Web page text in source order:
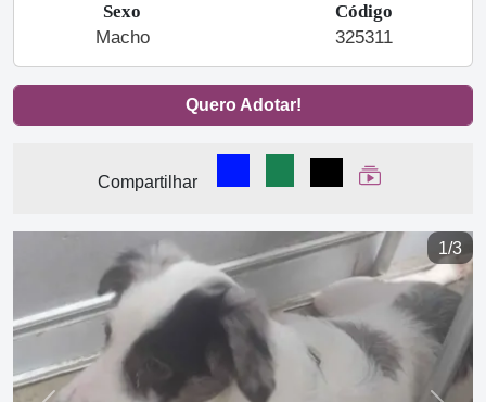
Sexo
Macho
Código
325311
Quero Adotar!
Compartilhar
Compartilhar no Facebook
Compartilhar no
Compartilhar
Ver Web Story
1/3